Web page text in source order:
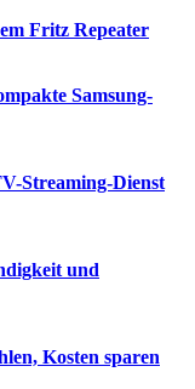
Fritz Repeater
Samsung-
Streaming-Dienst
und
Kosten sparen